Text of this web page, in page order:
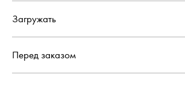
Загружать
Перед заказом